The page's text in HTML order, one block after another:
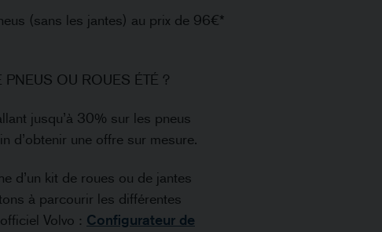
(sans les jantes) au prix de 96€*
PNEUS OU ROUES ÉTÉ ?
jusqu’à 30% sur les pneus
d’obtenir une offre sur mesure.
d’un kit de roues ou de jantes
à parcourir les différentes
Volvo : Configurateur de